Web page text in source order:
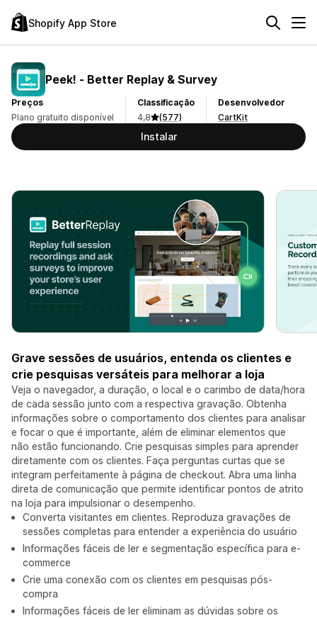
Shopify App Store
Peek! ‑ Better Replay & Survey
Preços
Plano gratuito disponível
Classificação
4,8
(577)
Desenvolvedor
CartKit
Instalar
Grave sessões de usuários, entenda os clientes e
crie pesquisas versáteis para melhorar a loja
Veja o navegador, a duração, o local e o carimbo de data/hora
de cada sessão junto com a respectiva gravação. Obtenha
informações sobre o comportamento dos clientes para analisar
e focar o que é importante, além de eliminar elementos que
não estão funcionando. Crie pesquisas simples para aprender
diretamente com os clientes. Faça perguntas curtas que se
integram perfeitamente à página de checkout. Abra uma linha
direta de comunicação que permite identificar pontos de atrito
na loja para impulsionar o desempenho.
Converta visitantes em clientes. Reproduza gravações de
sessões completas para entender a experiência do usuário
Informações fáceis de ler e segmentação específica para e-
commerce
Crie uma conexão com os clientes em pesquisas pós-
compra
Informações fáceis de ler eliminam as dúvidas sobre os